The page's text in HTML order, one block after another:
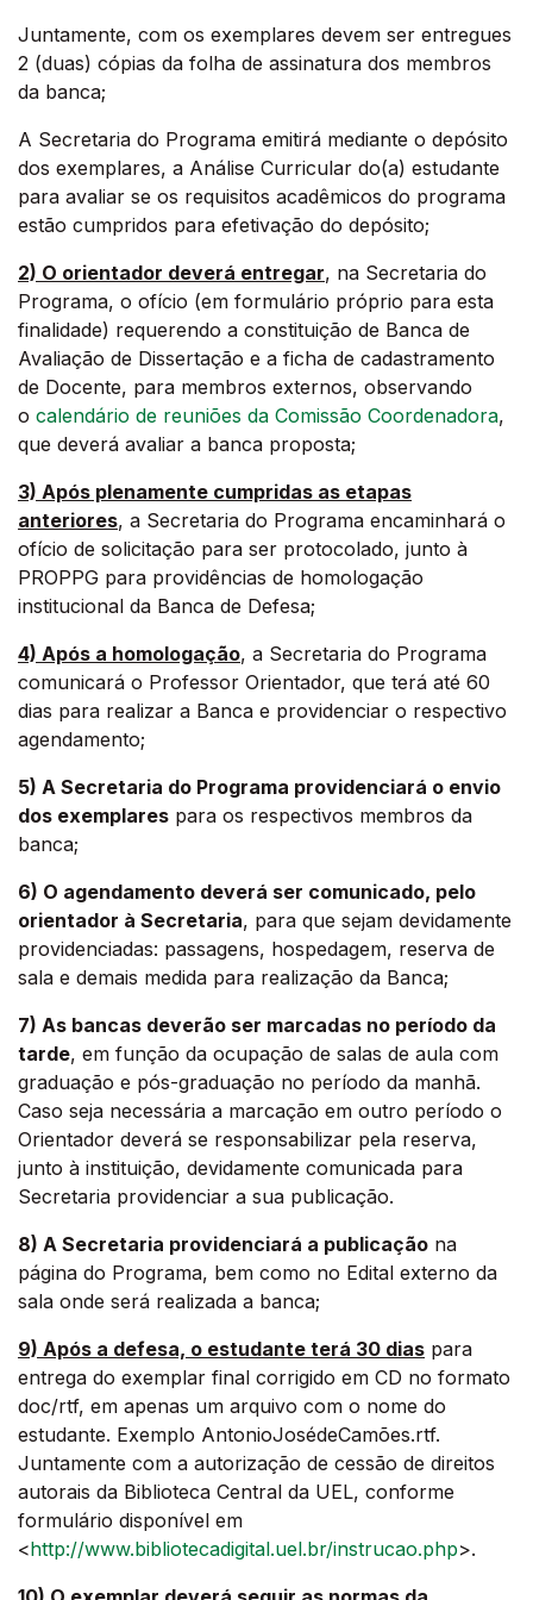
Juntamente, com os exemplares devem ser entregues
2 (duas) cópias da folha de assinatura dos membros
da banca;
A Secretaria do Programa emitirá mediante o depósito
dos exemplares, a Análise Curricular do(a) estudante
para avaliar se os requisitos acadêmicos do programa
estão cumpridos para efetivação do depósito;
2) O orientador deverá entregar, na Secretaria do
Programa, o ofício (em formulário próprio para esta
finalidade) requerendo a constituição de Banca de
Avaliação de Dissertação e a ficha de cadastramento
de Docente, para membros externos, observando
o calendário de reuniões da Comissão Coordenadora,
que deverá avaliar a banca proposta;
3) Após plenamente cumpridas as etapas
anteriores, a Secretaria do Programa encaminhará o
ofício de solicitação para ser protocolado, junto à
PROPPG para providências de homologação
institucional da Banca de Defesa;
4) Após a homologação, a Secretaria do Programa
comunicará o Professor Orientador, que terá até 60
dias para realizar a Banca e providenciar o respectivo
agendamento;
5) A Secretaria do Programa providenciará o envio
dos exemplares para os respectivos membros da
banca;
6) O agendamento deverá ser comunicado, pelo
orientador à Secretaria, para que sejam devidamente
providenciadas: passagens, hospedagem, reserva de
sala e demais medida para realização da Banca;
7) As bancas deverão ser marcadas no período da
tarde, em função da ocupação de salas de aula com
graduação e pós-graduação no período da manhã.
Caso seja necessária a marcação em outro período o
Orientador deverá se responsabilizar pela reserva,
junto à instituição, devidamente comunicada para
Secretaria providenciar a sua publicação.
8) A Secretaria providenciará a publicação na
página do Programa, bem como no Edital externo da
sala onde será realizada a banca;
9) Após a defesa, o estudante terá 30 dias para
entrega do exemplar final corrigido em CD no formato
doc/rtf, em apenas um arquivo com o nome do
estudante. Exemplo AntonioJosédeCamões.rtf.
Juntamente com a autorização de cessão de direitos
autorais da Biblioteca Central da UEL, conforme
formulário disponível em
<http://www.bibliotecadigital.uel.br/instrucao.php>.